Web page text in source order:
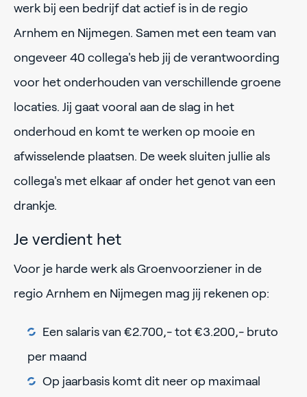
werk bij een bedrijf dat actief is in de regio
Arnhem en Nijmegen. Samen met een team van
ongeveer 40 collega's heb jij de verantwoording
voor het onderhouden van verschillende groene
locaties. Jij gaat vooral aan de slag in het
onderhoud en komt te werken op mooie en
afwisselende plaatsen. De week sluiten jullie als
collega's met elkaar af onder het genot van een
drankje.
Je verdient het
Voor je harde werk als Groenvoorziener in de
regio Arnhem en Nijmegen mag jij rekenen op:
Een salaris van €2.700,- tot €3.200,- bruto
per maand
Op jaarbasis komt dit neer op maximaal